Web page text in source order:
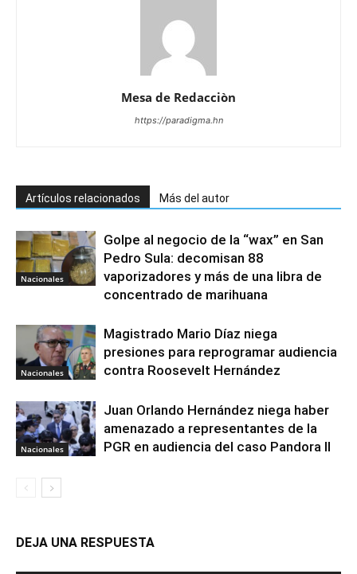
Mesa de Redacciòn
https://paradigma.hn
Artículos relacionados Más del autor
Nacionales
Golpe al negocio de la “wax” en San
Pedro Sula: decomisan 88
vaporizadores y más de una libra de
concentrado de marihuana
Nacionales
Magistrado Mario Díaz niega
presiones para reprogramar audiencia
contra Roosevelt Hernández
Nacionales
Juan Orlando Hernández niega haber
amenazado a representantes de la
PGR en audiencia del caso Pandora II
DEJA UNA RESPUESTA